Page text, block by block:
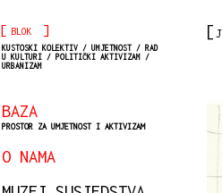
[ BLOK ]
KUSTOSKI KOLEKTIV / UMJETNOST / RAD
U KULTURI / POLITIČKI AKTIVIZAM /
URBANIZAM
BAZA
PROSTOR ZA UMJETNOST I AKTIVIZAM
O NAMA